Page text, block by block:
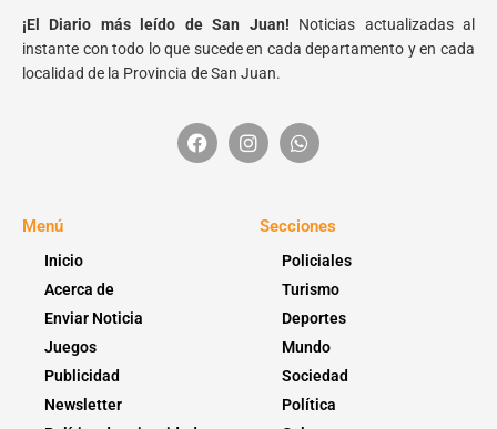
¡El Diario más leído de San Juan! Noticias actualizadas al
instante con todo lo que sucede en cada departamento y en cada
localidad de la Provincia de San Juan.
Menú
Inicio
Acerca de
Enviar Noticia
Juegos
Publicidad
Newsletter
Secciones
Policiales
Turismo
Deportes
Mundo
Sociedad
Política